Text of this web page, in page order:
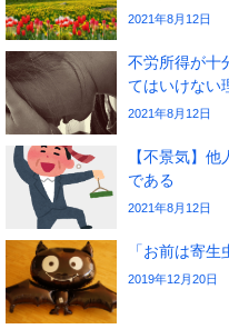
2021年8月12日
不労所得が十
てはいけない
2021年8月12日
【不景気】
である
2021年8月12日
「お前は寄生
2019年12月20日